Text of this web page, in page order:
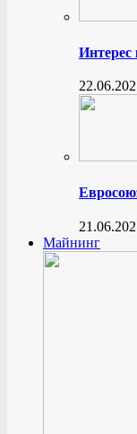
Интерес
Майнинг